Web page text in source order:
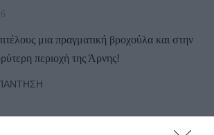
μια πραγματική βροχούλα και στην
περιοχή της Άρνης!